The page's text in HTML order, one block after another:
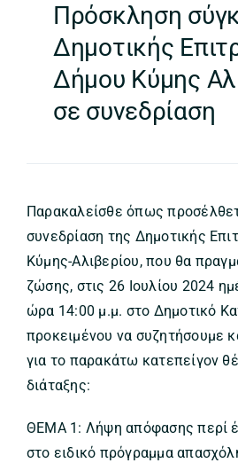
Πρόσκληση
Δημοτικής
Δήμου Κύμης
σε συνεδρίαση
Παρακαλείσθε όπως
συνεδρίαση της Δημοτικής
Κύμης-Αλιβερίου, που θα
ζώσης, στις 26 Ιουλίου 2024
ώρα 14:00 μ.μ. στο Δημοτικό
προκειμένου να συζητήσουμε
για το παρακάτω κατεπείγον
διάταξης:
ΘΕΜΑ 1: Λήψη απόφασης περί
στο ειδικό πρόγραμμα